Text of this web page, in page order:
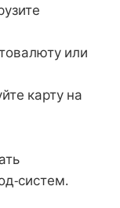
или
карту на
систем.